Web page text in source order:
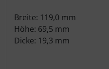
Breite: 119,0 mm
Höhe: 69,5 mm
Dicke: 19,3 mm